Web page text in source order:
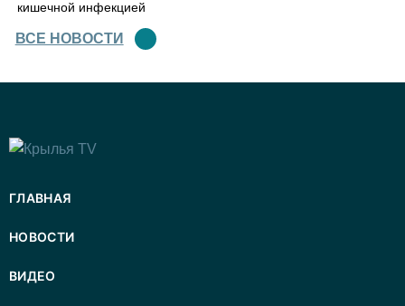
кишечной инфекцией
ВСЕ НОВОСТИ
ГЛАВНАЯ
НОВОСТИ
ВИДЕО